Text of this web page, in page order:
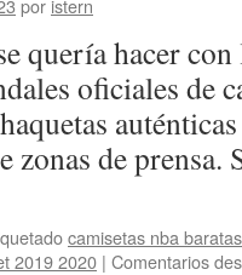
por istern
quería hacer
oficiales de
zonas de
camisetas nba
2019 2020 | Comentarios